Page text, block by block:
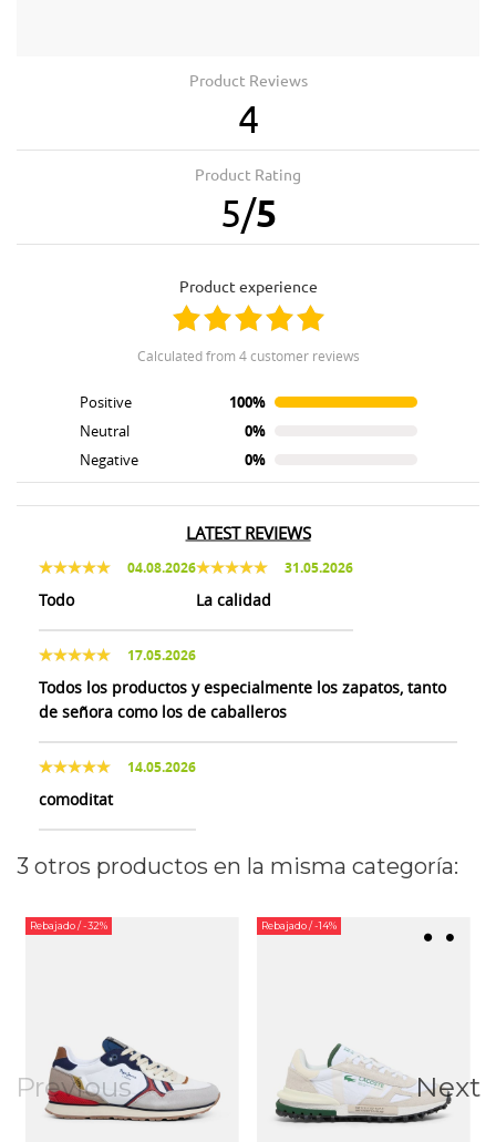
Product Reviews
4
Product Rating
5/5
product experience
calculated from 4 customer reviews
Positive
100%
Neutral
0%
Negative
0%
LATEST REVIEWS
04.08.2026
Todo
31.05.2026
La calidad
17.05.2026
Todos los productos y especialmente los zapatos, tanto
de señora como los de caballeros
14.05.2026
comoditat
3 otros productos en la misma categoría:
Previous
Rebajado/ -32% Rebajado/ -14%
Next